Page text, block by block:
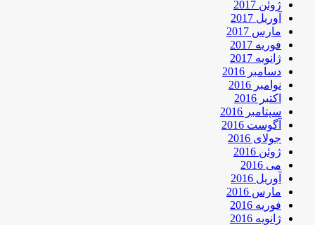
ژوئن 2017
آوریل 2017
مارس 2017
فوریه 2017
ژانویه 2017
دسامبر 2016
نوامبر 2016
اکتبر 2016
سپتامبر 2016
آگوست 2016
جولای 2016
ژوئن 2016
می 2016
آوریل 2016
مارس 2016
فوریه 2016
ژانویه 2016